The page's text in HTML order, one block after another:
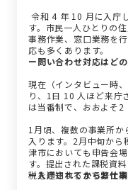
令和 4 年 10 月に入庁
す。市民一人ひとりの
事務作業、窓口業務を
応も多くあります。
ー問い合わせ対応はど
現在（インタビュー時
り、1日 10 人ほど来庁
は当番制で、おおよそ2
1月頃、複数の事業所か
入ります。2月中旬か
津市においても申告会
す。提出された課税資
税を通知するまで繁忙
ー入庁されてからお仕